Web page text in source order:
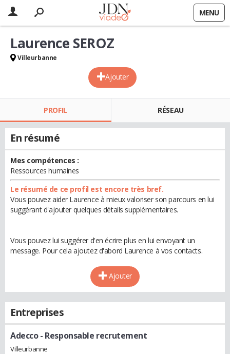
MENU
Ajouter
Laurence SEROZ
Villeurbanne
PROFIL RÉSEAU
En résumé
Mes compétences :
Ressources humaines
Le résumé de ce profil est encore très bref.
Vous pouvez aider Laurence à mieux valoriser son parcours en lui
suggérant d'ajouter quelques détails supplémentaires.
Vous pouvez lui suggérer d'en écrire plus en lui envoyant un
message. Pour cela ajoutez d'abord Laurence à vos contacts.
Ajouter
Entreprises
Adecco- Responsable recrutement
Villeurbanne